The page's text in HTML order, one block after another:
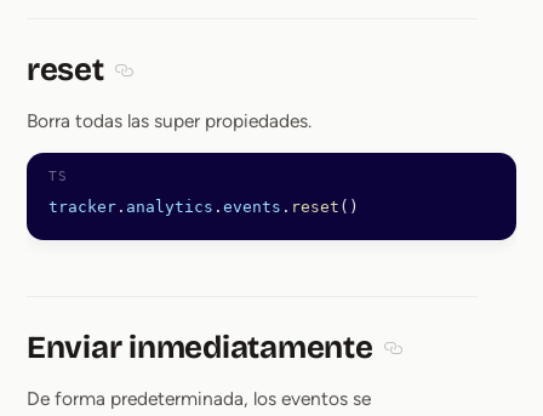
reset
Borra todas las super propiedades.
tracker . analytics . events . reset ()
Enviar inmediatamente
De forma predeterminada, los eventos se